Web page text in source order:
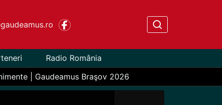
Radio România
| Gaudeamus Braşov 2026